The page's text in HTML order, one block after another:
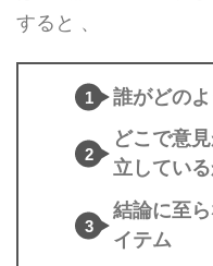
すると 、
誰がどの
どこで意
立してい
結論に至
イテム